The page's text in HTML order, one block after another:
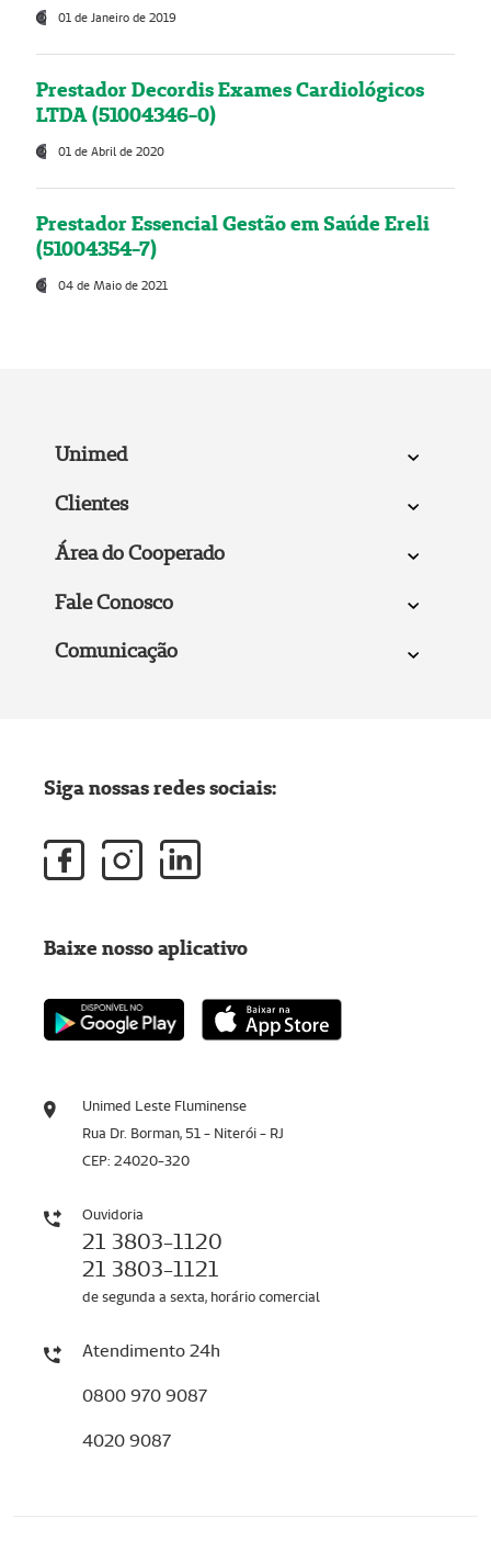
01 de Janeiro de 2019
Prestador Decordis Exames Cardiológicos
LTDA (51004346-0)
01 de Abril de 2020
Prestador Essencial Gestão em Saúde Ereli
(51004354-7)
04 de Maio de 2021
Unimed
Clientes
Área do Cooperado
Fale Conosco
Comunicação
Unimed Leste Fluminense
Rua Dr. Borman, 51 - Niterói - RJ
CEP: 24020-320
Ouvidoria
21 3803-1120
21 3803-1121
de segunda a sexta, horário comercial
Atendimento 24h
0800 970 9087
4020 9087
Siga nossas redes sociais:
Baixe nosso aplicativo